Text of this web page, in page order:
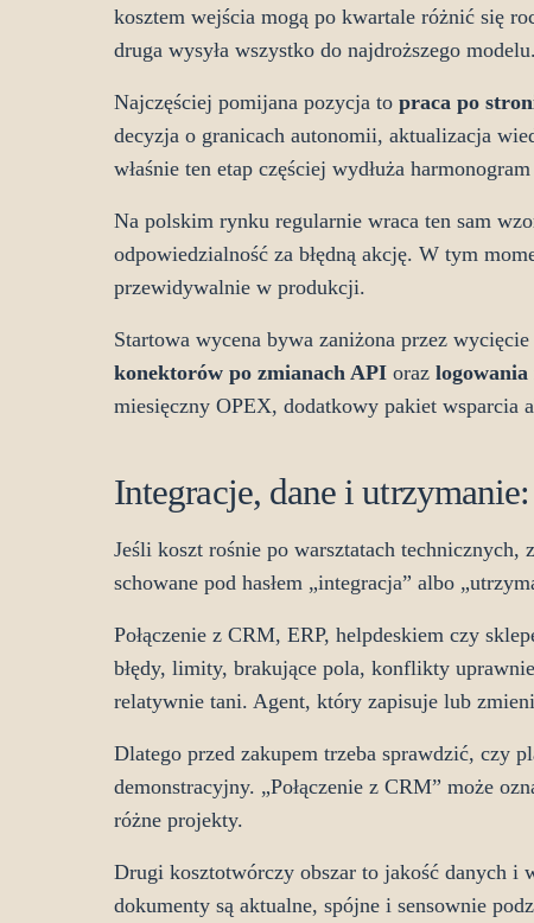
kosztem wejścia mogą po kwartale różnić się
druga wysyła wszystko do najdroższego modelu.
Najczęściej pomijana pozycja to praca po
decyzja o granicach autonomii, aktualizacja
właśnie ten etap częściej wydłuża
Na polskim rynku regularnie wraca ten sam
odpowiedzialność za błędną akcję. W tym
przewidywalnie w produkcji.
Startowa wycena bywa zaniżona przez
konektorów po zmianach API oraz
miesięczny OPEX, dodatkowy pakiet wsparcia
Integracje, dane i
Jeśli koszt rośnie po warsztatach
schowane pod hasłem „integracja” albo
Połączenie z CRM, ERP, helpdeskiem czy
błędy, limity, brakujące pola, konflikty
relatywnie tani. Agent, który zapisuje lub
Dlatego przed zakupem trzeba sprawdzić, czy
demonstracyjny. „Połączenie z CRM” może
różne projekty.
Drugi kosztotwórczy obszar to jakość danych i
dokumenty są aktualne, spójne i sensownie